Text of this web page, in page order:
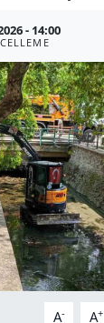
- 14:00
A- A+